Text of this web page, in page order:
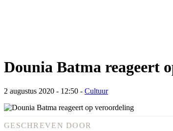
Dounia Batma reageert
2 augustus 2020 - 12:50 - Cultuur
GESCHREVEN DOOR